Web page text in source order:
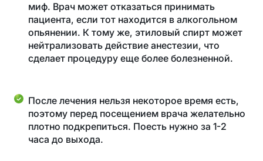
миф. Врач может отказаться принимать
пациента, если тот находится в алкогольном
опьянении. К тому же, этиловый спирт может
нейтрализовать действие анестезии, что
сделает процедуру еще более болезненной.
После лечения нельзя некоторое время есть,
поэтому перед посещением врача желательно
плотно подкрепиться. Поесть нужно за 1-2
часа до выхода.